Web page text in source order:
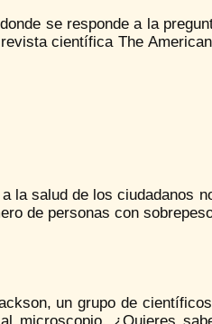
se responde a la
científica The
la salud de los ciudadanos
de personas con
un grupo de